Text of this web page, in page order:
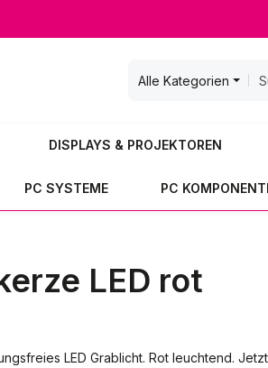
Alle Kategorien
DISPLAYS & PROJEKTOREN
PC SYSTEME PC
LED rot
LED Grablicht. Rot leuchtend.